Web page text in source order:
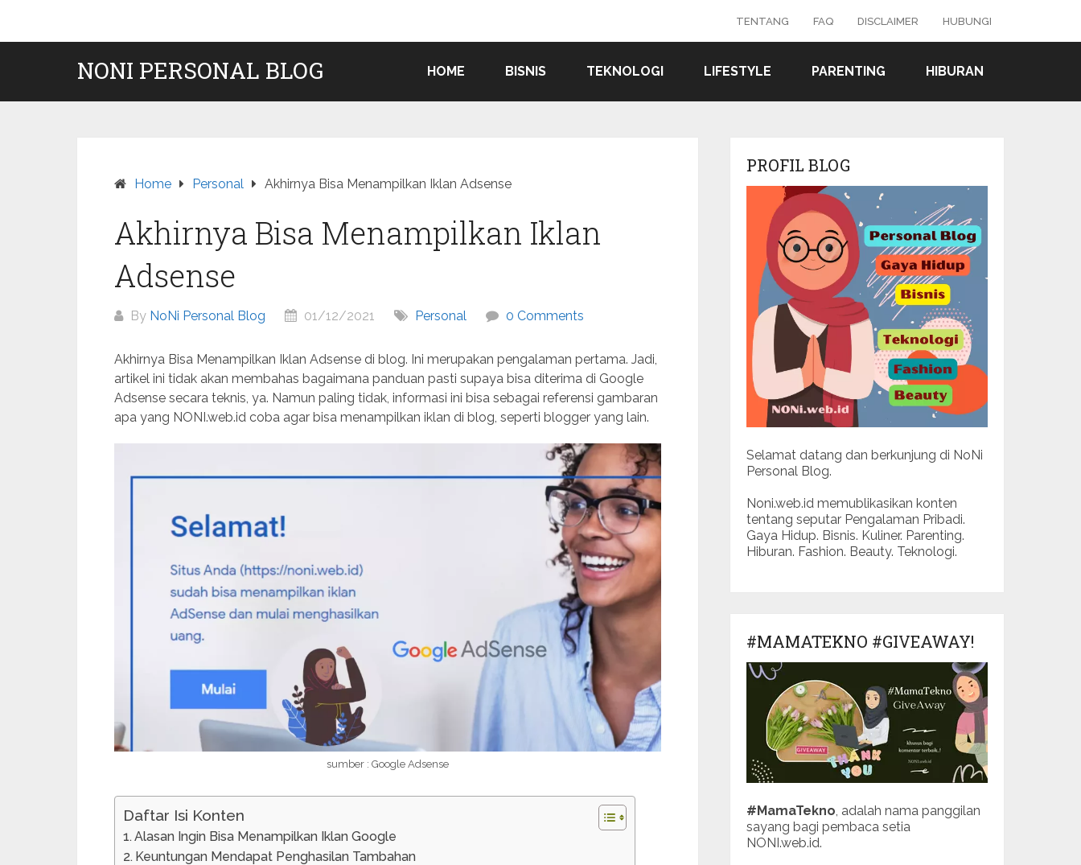
content
TENTANG FAQ DISCLAIMER HUBUNGI
NONI PERSONAL BLOG HOME BISNIS TEKNOLOGI LIFESTYLE PARENTING HIBURAN
Home Personal Akhirnya Bisa Menampilkan Iklan Adsense
Akhirnya Bisa Menampilkan Iklan
Adsense
By NoNi Personal Blog 01/12/2021 Personal 0 Comments
Akhirnya Bisa Menampilkan Iklan Adsense di blog. Ini merupakan pengalaman pertama. Jadi,
artikel ini tidak akan membahas bagaimana panduan pasti supaya bisa diterima di Google
Adsense secara teknis, ya. Namun paling tidak, informasi ini bisa sebagai referensi gambaran
apa yang NONI.web.id coba agar bisa menampilkan iklan di blog, seperti blogger yang lain.
sumber : Google Adsense
Daftar Isi Konten
Alasan Ingin Bisa Menampilkan Iklan Google
Keuntungan Mendapat Penghasilan Tambahan
PROFIL BLOG
Selamat datang dan berkunjung di NoNi
Personal Blog.
Noni.web.id memublikasikan konten
tentang seputar Pengalaman Pribadi.
Gaya Hidup. Bisnis. Kuliner. Parenting.
Hiburan. Fashion. Beauty. Teknologi.
#MAMATEKNO #GIVEAWAY!
#MamaTekno , adalah nama panggilan
sayang bagi pembaca setia
NONI.web.id.